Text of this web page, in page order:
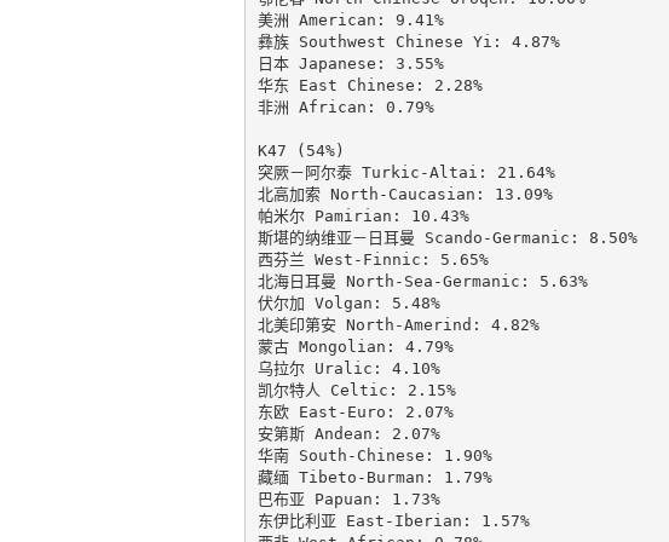
美洲 American: 9.41%
彝族 Southwest Chinese Yi: 4.87%
日本 Japanese: 3.55%
华东 East Chinese: 2.28%
非洲 African: 0.79%
K47 (54%)
突厥－阿尔泰 Turkic-Altai: 21.64%
北高加索 North-Caucasian: 13.09%
帕米尔 Pamirian: 10.43%
斯堪的纳维亚－日耳曼 Scando-Germanic: 8.50%
西芬兰 West-Finnic: 5.65%
北海日耳曼 North-Sea-Germanic: 5.63%
伏尔加 Volgan: 5.48%
北美印第安 North-Amerind: 4.82%
蒙古 Mongolian: 4.79%
乌拉尔 Uralic: 4.10%
凯尔特人 Celtic: 2.15%
东欧 East-Euro: 2.07%
安第斯 Andean: 2.07%
华南 South-Chinese: 1.90%
藏缅 Tibeto-Burman: 1.79%
巴布亚 Papuan: 1.73%
东伊比利亚 East-Iberian: 1.57%